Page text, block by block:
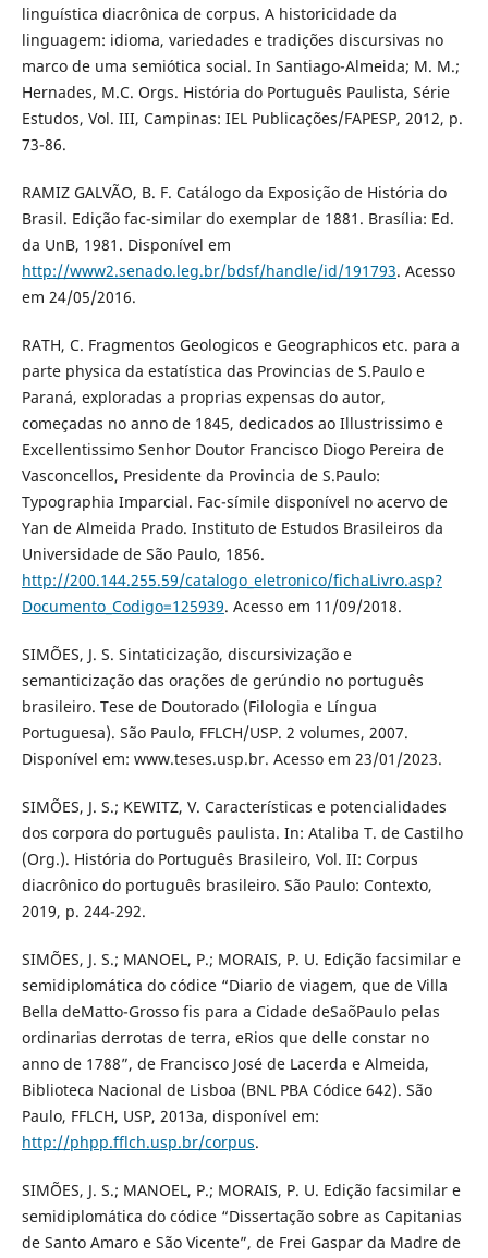
linguística diacrônica de corpus. A historicidade da
linguagem: idioma, variedades e tradições discursivas no
marco de uma semiótica social. In Santiago-Almeida; M. M.;
Hernades, M.C. Orgs. História do Português Paulista, Série
Estudos, Vol. III, Campinas: IEL Publicações/FAPESP, 2012, p.
73-86.
RAMIZ GALVÃO, B. F. Catálogo da Exposição de História do
Brasil. Edição fac-similar do exemplar de 1881. Brasília: Ed.
da UnB, 1981. Disponível em
http://www2.senado.leg.br/bdsf/handle/id/191793. Acesso
em 24/05/2016.
RATH, C. Fragmentos Geologicos e Geographicos etc. para a
parte physica da estatística das Provincias de S.Paulo e
Paraná, exploradas a proprias expensas do autor,
começadas no anno de 1845, dedicados ao Illustrissimo e
Excellentissimo Senhor Doutor Francisco Diogo Pereira de
Vasconcellos, Presidente da Provincia de S.Paulo:
Typographia Imparcial. Fac-símile disponível no acervo de
Yan de Almeida Prado. Instituto de Estudos Brasileiros da
Universidade de São Paulo, 1856.
http://200.144.255.59/catalogo_eletronico/fichaLivro.asp?
Documento_Codigo=125939. Acesso em 11/09/2018.
SIMÕES, J. S. Sintaticização, discursivização e
semanticização das orações de gerúndio no português
brasileiro. Tese de Doutorado (Filologia e Língua
Portuguesa). São Paulo, FFLCH/USP. 2 volumes, 2007.
Disponível em: www.teses.usp.br. Acesso em 23/01/2023.
SIMÕES, J. S.; KEWITZ, V. Características e potencialidades
dos corpora do português paulista. In: Ataliba T. de Castilho
(Org.). História do Português Brasileiro, Vol. II: Corpus
diacrônico do português brasileiro. São Paulo: Contexto,
2019, p. 244-292.
SIMÕES, J. S.; MANOEL, P.; MORAIS, P. U. Edição facsimilar e
semidiplomática do códice “Diario de viagem, que de Villa
Bella deMatto-Grosso fis para a Cidade deSaõPaulo pelas
ordinarias derrotas de terra, eRios que delle constar no
anno de 1788”, de Francisco José de Lacerda e Almeida,
Biblioteca Nacional de Lisboa (BNL PBA Códice 642). São
Paulo, FFLCH, USP, 2013a, disponível em:
http://phpp.fflch.usp.br/corpus.
SIMÕES, J. S.; MANOEL, P.; MORAIS, P. U. Edição facsimilar e
semidiplomática do códice “Dissertação sobre as Capitanias
de Santo Amaro e São Vicente”, de Frei Gaspar da Madre de